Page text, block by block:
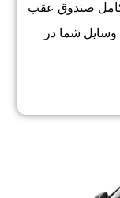
صندوق عقب
وسایل شما در